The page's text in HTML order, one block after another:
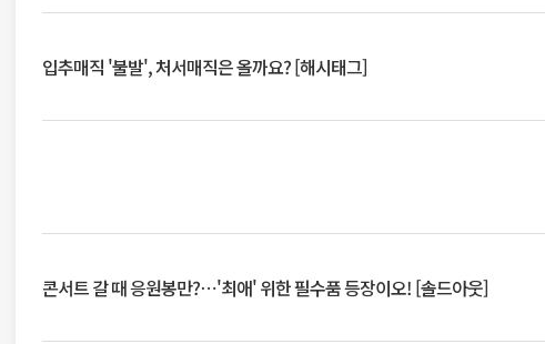
입추매직 '불발', 처서매직은 올까요? [해시태그]
콘서트 갈 때 응원봉만?⋯'최애' 위한 필수품 등장이오! [솔드아웃]